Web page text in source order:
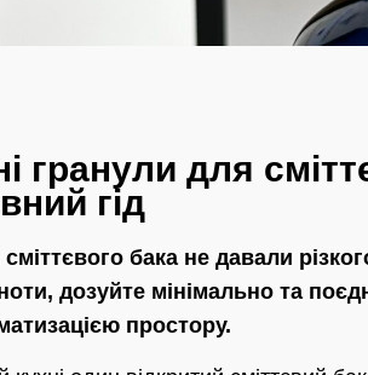
гранули для
гід
бака не давали
дозуйте мінімально та
простору.